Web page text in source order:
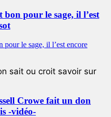
bon pour le sage, il l’est
sait ou croit savoir sur
Crowe fait un don
-vidéo-